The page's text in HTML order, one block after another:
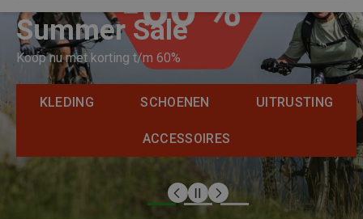
Summer Sale
Koop nu met korting t/m 60%
KLEDING SCHOENEN UITRUSTING
ACCESSOIRES